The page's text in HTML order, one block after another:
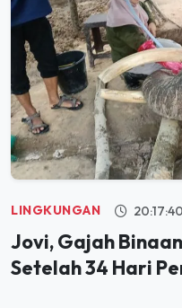
LINGKUNGAN
Jovi, Gajah
Setelah 34 Hari